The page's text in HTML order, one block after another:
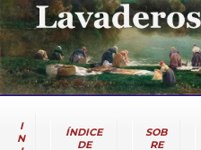
I
N
ÍNDICE
DE
SOB
RE